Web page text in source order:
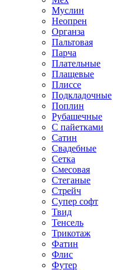
Муслин
Неопрен
Органза
Пальтовая
Парча
Плательные
Плащевые
Плиссе
Подкладочные
Поплин
Рубашечные
С пайетками
Сатин
Свадебные
Сетка
Смесовая
Стеганые
Стрейч
Супер софт
Твид
Тенсель
Трикотаж
Фатин
Флис
Футер